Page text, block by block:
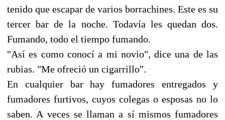
tenido que escapar de varios borrachines. Este es su
tercer bar de la noche. Todavía les quedan dos.
Fumando, todo el tiempo fumando.
"Así es como conocí a mi novio", dice una de las
rubias. "Me ofreció un cigarrillo".
En cualquier bar hay fumadores entregados y
fumadores furtivos, cuyos colegas o esposas no lo
saben. A veces se llaman a sí mismos fumadores